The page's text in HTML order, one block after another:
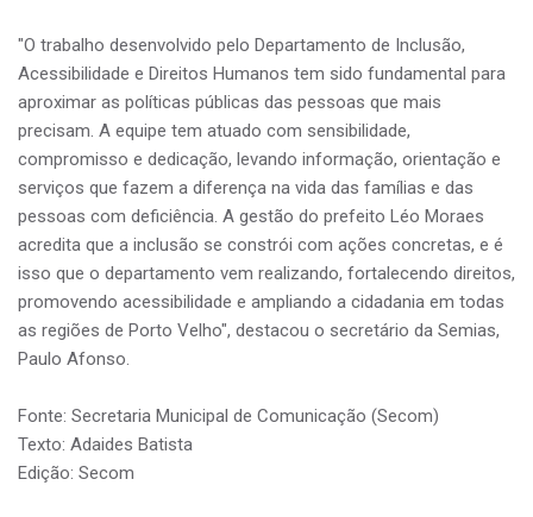
"O trabalho desenvolvido pelo Departamento de Inclusão,
Acessibilidade e Direitos Humanos tem sido fundamental para
aproximar as políticas públicas das pessoas que mais
precisam. A equipe tem atuado com sensibilidade,
compromisso e dedicação, levando informação, orientação e
serviços que fazem a diferença na vida das famílias e das
pessoas com deficiência. A gestão do prefeito Léo Moraes
acredita que a inclusão se constrói com ações concretas, e é
isso que o departamento vem realizando, fortalecendo direitos,
promovendo acessibilidade e ampliando a cidadania em todas
as regiões de Porto Velho", destacou o secretário da Semias,
Paulo Afonso.
Fonte: Secretaria Municipal de Comunicação (Secom)
Texto: Adaides Batista
Edição: Secom